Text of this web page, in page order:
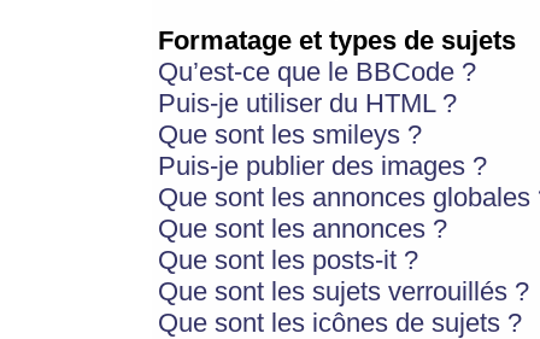
Formatage et types de sujets
Qu’est-ce que le BBCode ?
Puis-je utiliser du HTML ?
Que sont les smileys ?
Puis-je publier des images ?
Que sont les annonces globales
Que sont les annonces ?
Que sont les posts-it ?
Que sont les sujets verrouillés ?
Que sont les icônes de sujets ?